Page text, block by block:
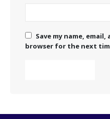
Save my name,
browser for the next